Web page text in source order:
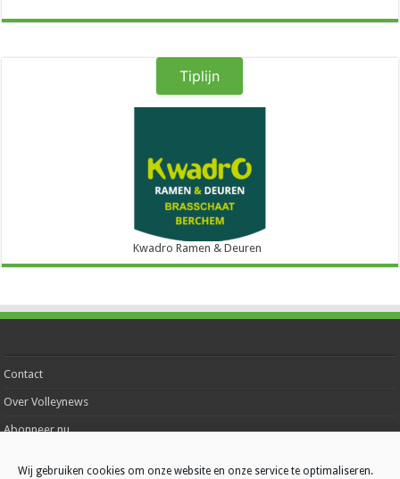
Wij gebruiken cookies om onze website en onze service te optimaliseren.
Tiplijn
Kwadro Ramen & Deuren
Contact
Over Volleynews
Abonneer nu